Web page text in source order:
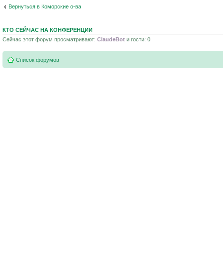
Вернуться в Коморские о-ва
КТО СЕЙЧАС НА КОНФЕРЕНЦИИ
Сейчас этот форум просматривают: ClaudeBot и гости: 0
Список форумов